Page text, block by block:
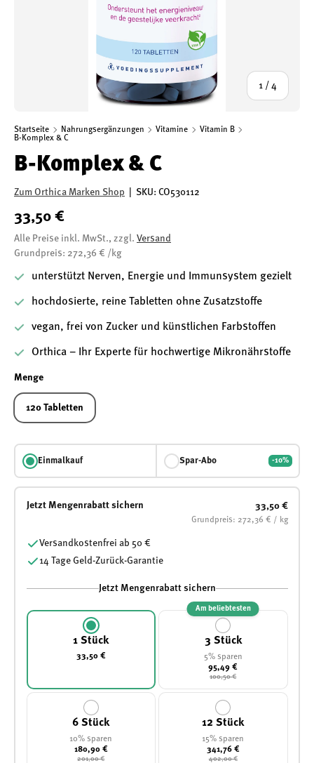
1 / von
4
Startseite Nahrungsergänzungen Vitamine
Vitamin B
B-Komplex & C
B-Komplex & C
Zum Orthica Marken Shop SKU: CO530112
33,50 €
Alle Preise inkl. MwSt., zzgl. Versand
Grundpreis: 272,36 € /kg
unterstützt Nerven, Energie und Immunsystem gezielt
hochdosierte, reine Tabletten ohne Zusatzstoffe
vegan, frei von Zucker und künstlichen Farbstoffen
Orthica – Ihr Experte für hochwertige Mikronährstoffe
Menge
120 Tabletten
Einmalkauf Spar-Abo -10%
Jetzt Mengenrabatt sichern 33,50 €
Grundpreis: 272,36 € / kg
Versandkostenfrei ab 50 €
14 Tage Geld-Zurück-Garantie
Jetzt Mengenrabatt sichern
1 Stück
33,50 €
3 Stück
5% sparen
Am beliebtesten
95,49 €
100,50 €
6 Stück
10% sparen
180,90 €
201,00 €
12 Stück
15% sparen
341,76 €
402,00 €